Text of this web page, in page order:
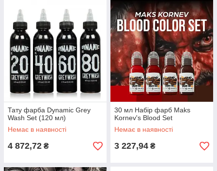
Тату фарба Dynamic Grey
Wash Set (120 мл)
Немає в наявності
4 872,72 ₴
30 мл Набір фарб Maks
Kornev's Blood Set
Немає в наявності
3 227,94 ₴